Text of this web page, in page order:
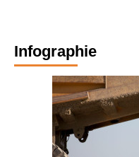
Infographie